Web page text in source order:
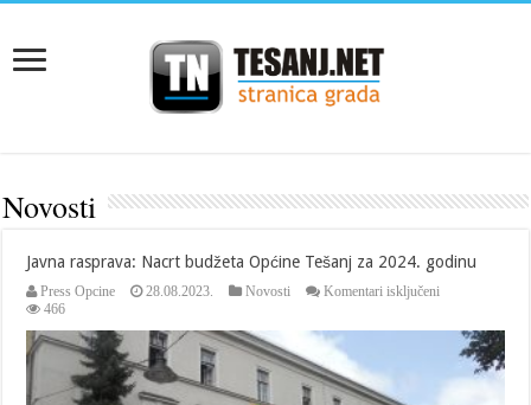
Novosti
Javna rasprava: Nacrt budžeta Općine Tešanj za 2024. godinu
Press Opcine 28.08.2023. Novosti Komentari isključeni
Nacrt
budžeta
Općine
466